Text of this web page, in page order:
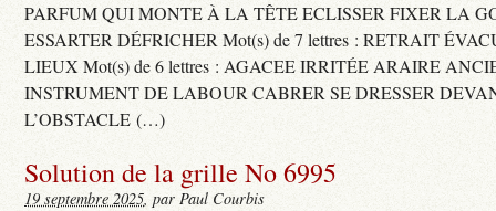
PARFUM QUI MONTE À LA TÊTE ECLISSER FIXER LA
ESSARTER DÉFRICHER Mot(s) de 7 lettres : RETRAIT
LIEUX Mot(s) de 6 lettres : AGACEE IRRITÉE ARAIRE
INSTRUMENT DE LABOUR CABRER SE DRESSER
L’OBSTACLE (…)
Solution de la grille No 6995
19 septembre 2025, par Paul Courbis